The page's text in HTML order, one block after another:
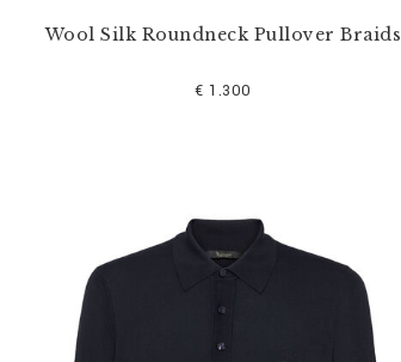
Wool Silk Roundneck Pullover Braids
€ 1.300